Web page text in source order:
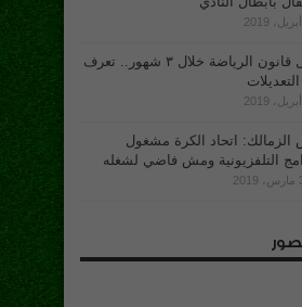
تعديل قانون الرياضة خلال ٣ شهور.. تعرف
الزمالك: اتحاد الكرة مشغول
التلفزيونية ومش فاضي لشغله